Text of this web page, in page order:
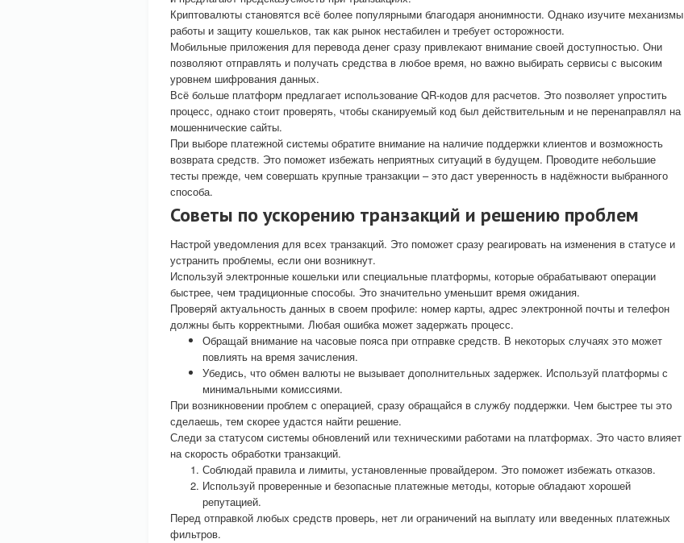
Криптовалюты становятся всё более популярными благодаря анонимности. Однако изучите механизмы
работы и защиту кошельков, так как рынок нестабилен и требует осторожности.
Мобильные приложения для перевода денег сразу привлекают внимание своей доступностью. Они
позволяют отправлять и получать средства в любое время, но важно выбирать сервисы с высоким
уровнем шифрования данных.
Всё больше платформ предлагает использование QR-кодов для расчетов. Это позволяет упростить
процесс, однако стоит проверять, чтобы сканируемый код был действительным и не перенаправлял на
мошеннические сайты.
При выборе платежной системы обратите внимание на наличие поддержки клиентов и возможность
возврата средств. Это поможет избежать неприятных ситуаций в будущем. Проводите небольшие
тесты прежде, чем совершать крупные транзакции – это даст уверенность в надёжности выбранного
способа.
Советы по ускорению транзакций и решению проблем
Настрой уведомления для всех транзакций. Это поможет сразу реагировать на изменения в статусе и
устранить проблемы, если они возникнут.
Используй электронные кошельки или специальные платформы, которые обрабатывают операции
быстрее, чем традиционные способы. Это значительно уменьшит время ожидания.
Проверяй актуальность данных в своем профиле: номер карты, адрес электронной почты и телефон
должны быть корректными. Любая ошибка может задержать процесс.
Обращай внимание на часовые пояса при отправке средств. В некоторых случаях это может
повлиять на время зачисления.
Убедись, что обмен валюты не вызывает дополнительных задержек. Используй платформы с
минимальными комиссиями.
При возникновении проблем с операцией, сразу обращайся в службу поддержки. Чем быстрее ты это
сделаешь, тем скорее удастся найти решение.
Следи за статусом системы обновлений или техническими работами на платформах. Это часто влияет
на скорость обработки транзакций.
Соблюдай правила и лимиты, установленные провайдером. Это поможет избежать отказов.
Используй проверенные и безопасные платежные методы, которые обладают хорошей
репутацией.
Перед отправкой любых средств проверь, нет ли ограничений на выплату или введенных платежных
фильтров.